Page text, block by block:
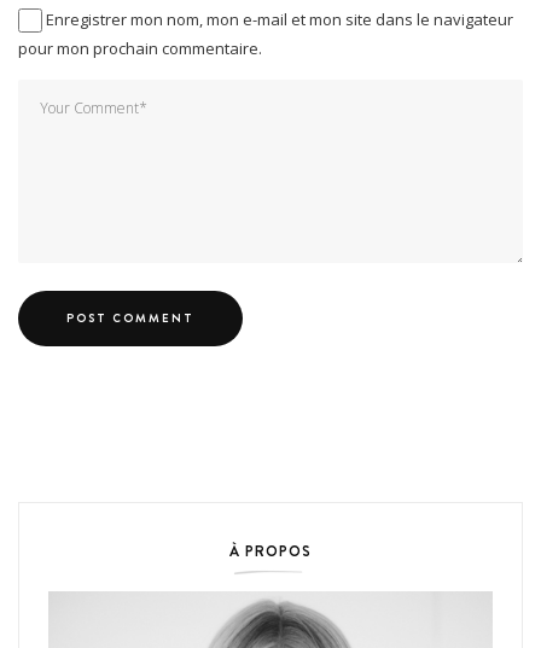
Enregistrer mon nom, mon e-mail et mon site dans le navigateur
pour mon prochain commentaire.
À PROPOS